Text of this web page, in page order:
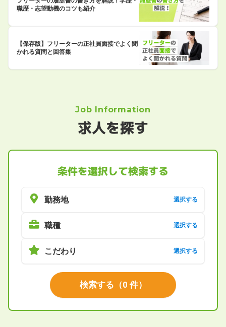
職歴・志望動機のコツも紹介
【保存版】フリーターの正社員面接でよく聞
かれる質問と回答集
Job Information
求人を探す
条件を選択して検索する
勤務地 選択する
職種 選択する
こだわり 選択する
検索する （0 件）